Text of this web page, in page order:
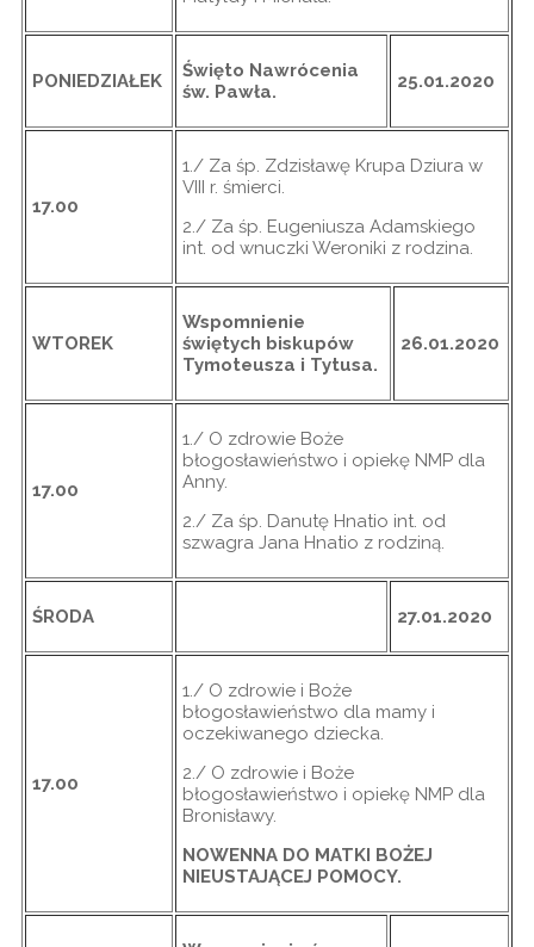
PONIEDZIAŁEK
Święto Nawrócenia
św. Pawła.
25.01.2020
17.00
1./ Za śp. Zdzisławę Krupa Dziura w
VIII r. śmierci.
2./ Za śp. Eugeniusza Adamskiego
int. od wnuczki Weroniki z rodzina.
WTOREK
Wspomnienie
świętych biskupów
Tymoteusza i Tytusa.
26.01.2020
17.00
1./ O zdrowie Boże
błogosławieństwo i opiekę NMP dla
Anny.
2./ Za śp. Danutę Hnatio int. od
szwagra Jana Hnatio z rodziną.
ŚRODA 27.01.2020
17.00
1./ O zdrowie i Boże
błogosławieństwo dla mamy i
oczekiwanego dziecka.
2./ O zdrowie i Boże
błogosławieństwo i opiekę NMP dla
Bronisławy.
NOWENNA DO MATKI BOŻEJ
NIEUSTAJĄCEJ POMOCY.